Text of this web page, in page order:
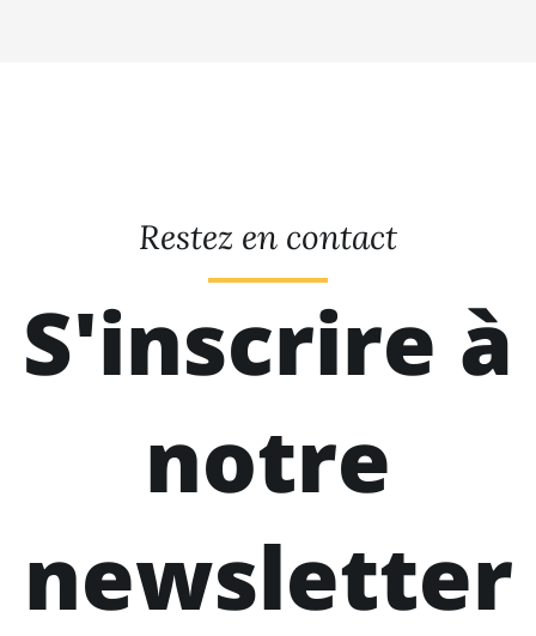
Restez en contact
S'inscrire à
notre
newsletter